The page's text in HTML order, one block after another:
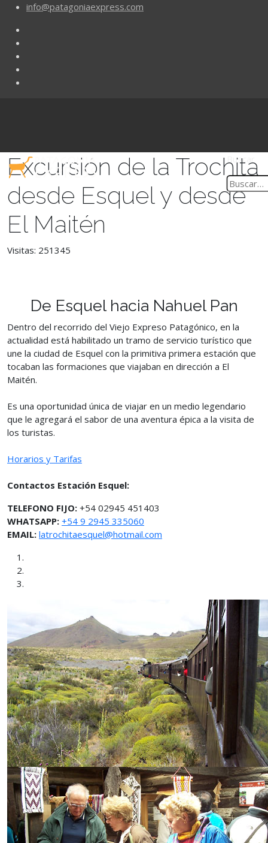
info@patagoniaexpress.com
Buscar
Excursión de la Trochita
desde Esquel y desde
El Maitén
Visitas: 251345
De Esquel hacia Nahuel Pan
Dentro del recorrido del Viejo Expreso Patagónico, en la
actualidad está habilitado un tramo de servicio turístico que
une la ciudad de Esquel con la primitiva primera estación que
tocaban las formaciones que viajaban en dirección a El
Maitén.
Es una oportunidad única de viajar en un medio legendario
que le agregará el sabor de una aventura épica a la visita de
los turistas.
Horarios y Tarifas
Contactos Estación Esquel:
TELEFONO FIJO: +54 02945 451403
WHATSAPP: +54 9 2945 335060
EMAIL: latrochitaesquel@hotmail.com